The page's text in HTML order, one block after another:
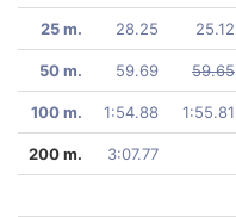
25 m. 28.25 25.12
50 m. 59.69 59.65
100 m. 1:54.88 1:55.81
200 m. 3:07.77